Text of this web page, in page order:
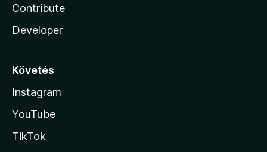
Contribute
Developer
Követés
Instagram
YouTube
TikTok